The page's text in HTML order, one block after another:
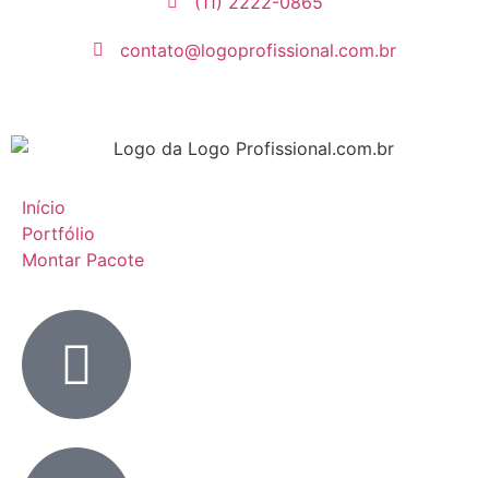
contato@logoprofissional.com.br
Início
Portfólio
Montar Pacote